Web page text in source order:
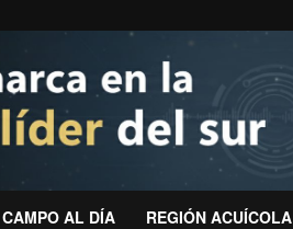
CAMPO AL DÍA REGIÓN ACUÍCOLA